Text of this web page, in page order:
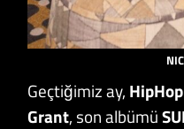
Geçtiğimiz ay,
Grant, son albümü